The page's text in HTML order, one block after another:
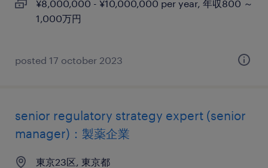
¥8,000,000 - ¥10,000,000 per year, 年収800 ～
1,000万円
posted 17 october 2023
senior regulatory strategy expert (senior
manager)：製薬企業
東京23区, 東京都